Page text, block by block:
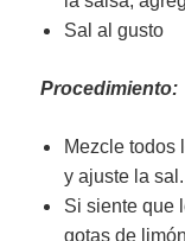
Sal al gusto
Procedimiento:
Mezcle todos
y ajuste la sal.
Si siente que
gotas de